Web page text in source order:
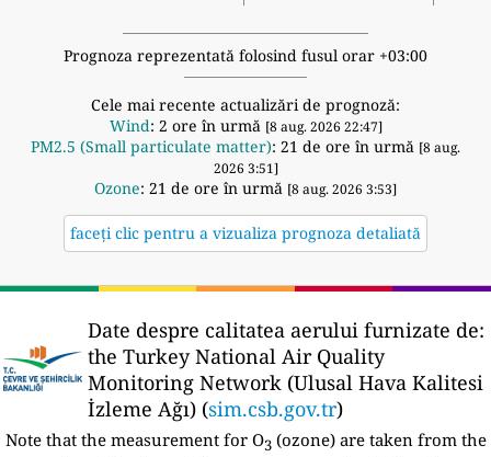
Prognoza reprezentată folosind fusul orar +03:00
Cele mai recente actualizări de prognoză:
Wind: 2 ore în urmă [8 aug. 2026 22:47]
PM2.5 (Small particulate matter): 21 de ore în urmă [8 aug.
2026 3:51]
Ozone: 21 de ore în urmă [8 aug. 2026 3:53]
faceți clic pentru a vizualiza prognoza detaliată
Date despre calitatea aerului furnizate de:
the Turkey National Air Quality
Monitoring Network (Ulusal Hava Kalitesi
İzleme Ağı) (sim.csb.gov.tr)
Note that the measurement for O3(ozone) are taken from the